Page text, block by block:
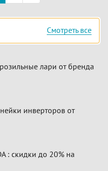
Смотреть все
лари от бренда
инверторов от
: скидки до 20% на